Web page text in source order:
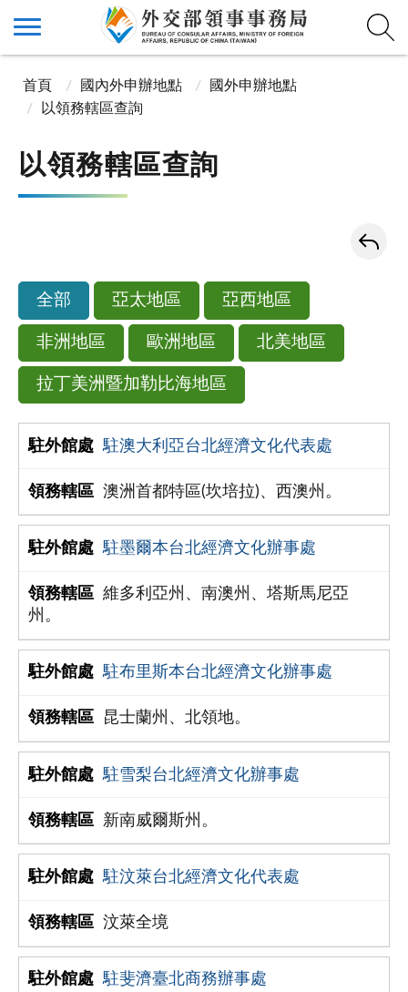
首頁 國內外申辦地點
國外申辦地點
以領務轄區查詢
以領務轄區查詢
全部 亞太地區 亞西地區
非洲地區 歐洲地區 北美地區
拉丁美洲暨加勒比海地區
駐澳大利亞台北經濟文化代表處
澳洲首都特區(坎培拉)、西澳州。
駐墨爾本台北經濟文化辦事處
維多利亞州、南澳州、塔斯馬尼亞
州。
駐布里斯本台北經濟文化辦事處
昆士蘭州、北領地。
駐雪梨台北經濟文化辦事處
新南威爾斯州。
駐汶萊台北經濟文化代表處
汶萊全境
駐斐濟臺北商務辦事處